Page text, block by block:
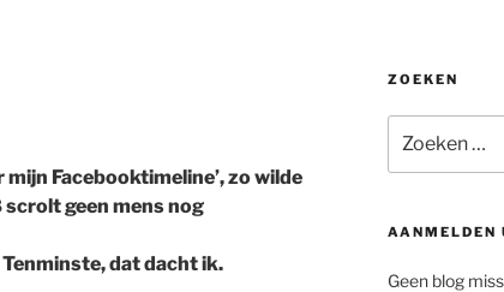
Facebooktimeline’, zo wilde
geen mens nog
dat dacht ik.
ZOEKEN
naar:
AANMELDEN
Geen blog